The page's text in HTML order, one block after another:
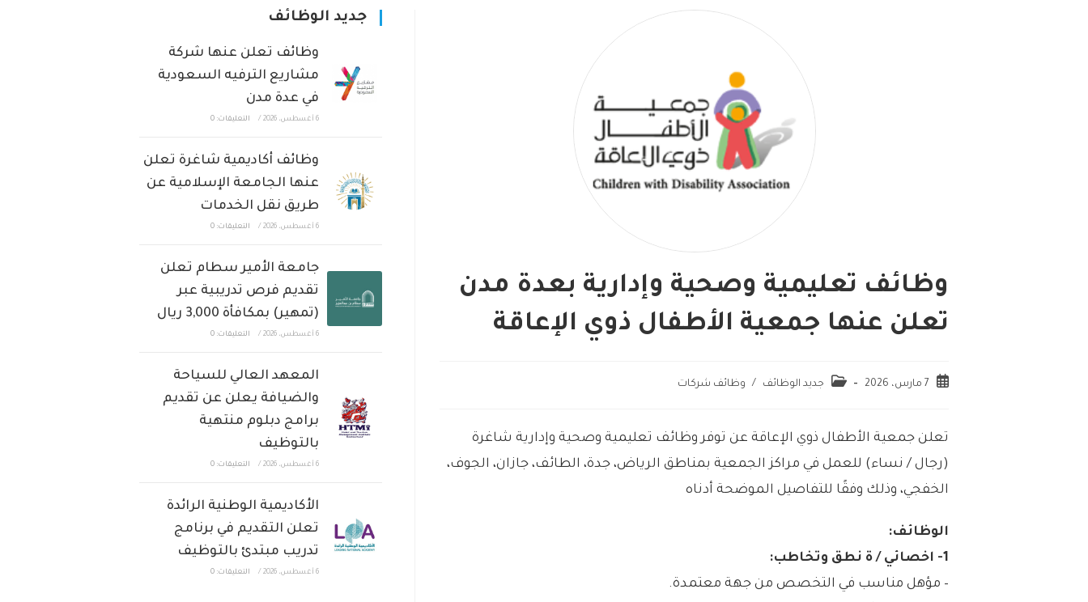
وظائف تعليمية وصحية وإدارية بعدة مدن
تعلن عنها جمعية الأطفال ذوي الإعاقة
7 مارس، 2026 جديد الوظائف / وظائف شركات
تعلن جمعية الأطفال ذوي الإعاقة عن توفر وظائف تعليمية وصحية وإدارية شاغرة
(رجال / نساء) للعمل في مراكز الجمعية بمناطق الرياض، جدة، الطائف، جازان، الجوف،
الخفجي، وذلك وفقًا للتفاصيل الموضحة أدناه
الوظائف:
1- اخصائي / ة نطق وتخاطب:
– مؤهل مناسب في التخصص من جهة معتمدة.
جديد الوظائف
وظائف تعلن عنها شركة
مشاريع الترفيه السعودية
في عدة مدن
6 أغسطس، 2026 / التعليقات: 0
وظائف أكاديمية شاغرة تعلن
عنها الجامعة الإسلامية عن
طريق نقل الخدمات
6 أغسطس، 2026 / التعليقات: 0
جامعة الأمير سطام تعلن
تقديم فرص تدريبية عبر
(تمهير) بمكافأة 3,000 ريال
6 أغسطس، 2026 / التعليقات: 0
المعهد العالي للسياحة
والضيافة يعلن عن تقديم
برامج دبلوم منتهية
بالتوظيف
6 أغسطس، 2026 / التعليقات: 0
الأكاديمية الوطنية الرائدة
تعلن التقديم في برنامج
تدريب مبتدئ بالتوظيف
6 أغسطس، 2026 / التعليقات: 0